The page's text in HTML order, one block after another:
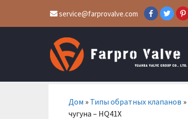
service@farprovalve.com
Дом » Типы обратных клапанов »
чугуна – HQ41X